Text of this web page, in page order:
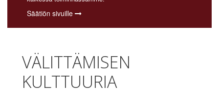
Säätiön sivuille
VÄLITTÄMISEN
KULTTUURIA